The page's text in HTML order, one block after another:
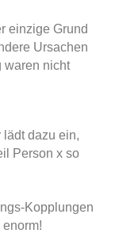
einzige Grund
Ursachen
waren nicht
lädt dazu ein,
Person x so
Kopplungen